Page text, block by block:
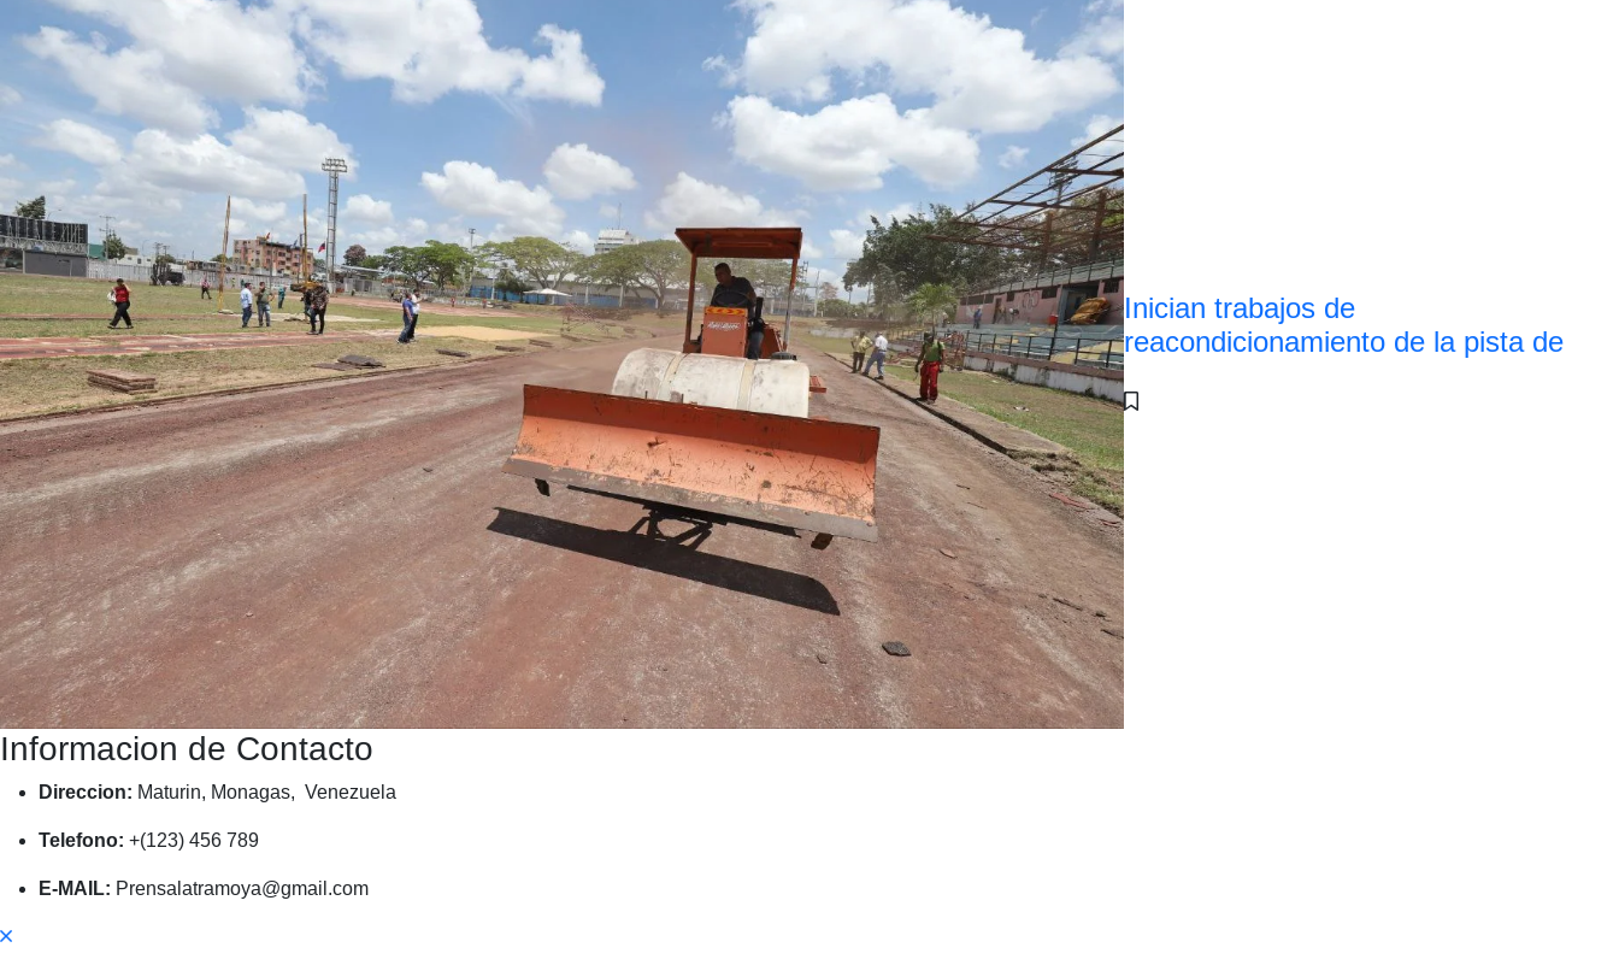
Inician trabajos de
reacondicionamiento de la pista de
Informacion de Contacto
Direccion: Maturin, Monagas, Venezuela
Telefono: +(123) 456 789
E-MAIL: Prensalatramoya@gmail.com